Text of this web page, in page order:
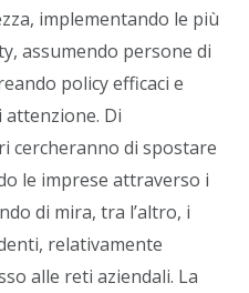
implementando le più
assumendo persone di
policy efficaci e
Di
cercheranno di spostare
le imprese attraverso i
di mira, tra l’altro, i
relativamente
alle reti aziendali. La